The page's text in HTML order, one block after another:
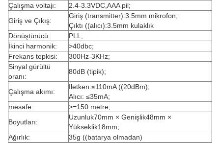
Çalışma voltajı:
2.4-3.3VDC,AAA pil;
Giriş ve Çıkış:
Giriş (transmitter):3.5mm mikrofon;
Çıktı ((alıcı):3.5mm kulaklık
Dönüştürücü:
PLL;
İkinci harmonik:
>40dbc;
Frekans tepkisi:
300Hz-3KHz;
Sinyal gürültü
oranı:
80dB (tipik);
Çalışma akımı:
Iletken:≤110mA ((20dBm);
Alıcı: ≤35mA;
mesafe:
>=150 metre;
Boyutları:
Uzunluk70mm × Genişlik48mm ×
Yükseklik18mm;
Ağırlık:
35g ((batarya olmadan)